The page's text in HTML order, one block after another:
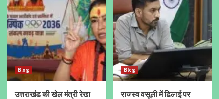
Blog
उत्तराखंड की खेल मंत्री रेखा
Blog
राजस्व वसूली में ढिलाई पर